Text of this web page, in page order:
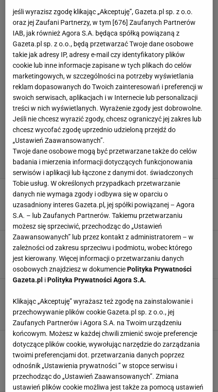
Ostatni świąteczny przepis Magdy Gessler.
Wypróbujcie kruchych ciasteczek, nie
pożałujecie!
MATERIAŁ PROMOCYJNY PR
Na ten przepis czekali wszyscy. Magda Gessler
zdradza, jak wykonać piernik
MATERIAŁ PROMOCYJNY PR
najważniejszą wigilijną potrawę. W roli głównej
karp
MATERIAŁ PROMOCYJNY PR
Magda Gessler chwali się artykułem swojego
syna, Tadeusza. Poświęcony jest
fleksitarianizmowi. "Może to ta dieta, dzięki
której wszyscy będą szczęśliwi?"
MATERIAŁ PROMOCYJNY PR
jeśli wyrazisz zgodę klikając „Akceptuję”, Gazeta.pl sp. z o.o.
oraz jej Zaufani Partnerzy, w tym [ 676 ] Zaufanych Partnerów
IAB, jak również Agora S.A. będąca spółką powiązaną z
Gazeta.pl sp. z o.o., będą przetwarzać Twoje dane osobowe
takie jak adresy IP, adresy e-mail czy identyfikatory plików
cookie lub inne informacje zapisane w tych plikach do celów
marketingowych, w szczególności na potrzeby wyświetlania
reklam dopasowanych do Twoich zainteresowań i preferencji w
swoich serwisach, aplikacjach i w Internecie lub personalizacji
treści w nich wyświetlanych. Wyrażenie zgody jest dobrowolne.
Jeśli nie chcesz wyrazić zgody, chcesz ograniczyć jej zakres lub
chcesz wycofać zgodę uprzednio udzieloną przejdź do
„Ustawień Zaawansowanych”.
Twoje dane osobowe mogą być przetwarzane także do celów
badania i mierzenia informacji dotyczących funkcjonowania
serwisów i aplikacji lub łączone z danymi dot. świadczonych
Tobie usług. W określonych przypadkach przetwarzanie
danych nie wymaga zgody i odbywa się w oparciu o
uzasadniony interes Gazeta.pl, jej spółki powiązanej – Agora
S.A. – lub Zaufanych Partnerów. Takiemu przetwarzaniu
możesz się sprzeciwić, przechodząc do „Ustawień
Zaawansowanych” lub przez kontakt z administratorem – w
zależności od zakresu sprzeciwu i podmiotu, wobec którego
jest kierowany. Więcej informacji o przetwarzaniu danych
osobowych znajdziesz w dokumencie Polityka Prywatności
Gazeta.pl i Polityka Prywatności Agora S.A.
Klikając „Akceptuję” wyrażasz też zgodę na zainstalowanie i
przechowywanie plików cookie Gazeta.pl sp. z o.o., jej
Zaufanych Partnerów i Agora S.A. na Twoim urządzeniu
końcowym. Możesz w każdej chwili zmienić swoje preferencje
dotyczące plików cookie, wywołując narzędzie do zarządzania
twoimi preferencjami dot. przetwarzania danych poprzez
odnośnik „Ustawienia prywatności ” w stopce serwisu i
przechodząc do „Ustawień Zaawansowanych”. Zmiana
ustawień plików cookie możliwa jest także za pomocą ustawień